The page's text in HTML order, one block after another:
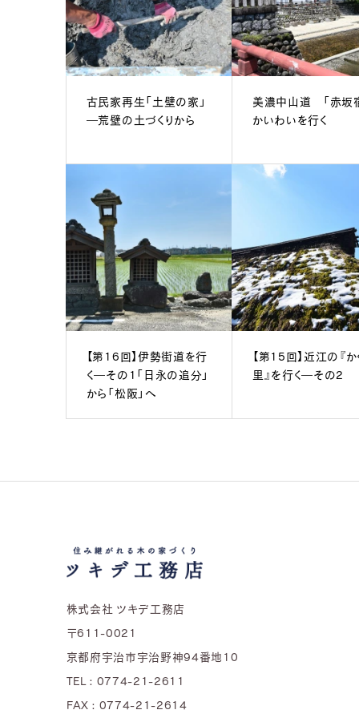
古民家再生「土壁の家」
―荒壁の土づくりから
美濃中山道 「赤坂
かいわいを行く
【第16回】伊勢街道を行
く―その1「日永の追分」
から「松阪」へ
【第15回】近江の『
里』を行く―その2
株式会社 ツキデ工務店
〒611-0021
京都府宇治市宇治野神94番地10
TEL : 0774-21-2611
FAX : 0774-21-2614